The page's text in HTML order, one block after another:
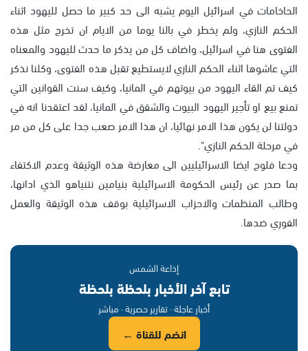
الحاخامات في اسرائيل اليوم يشبه الى حد كبير ما حصل لليهود اثناء
الحكم النازي، ولم يخطر في بالنا يوما من الايام ان تخرج مثل هذه
الفتوى هنا في اسرائيل، واضاف كل من يذكر ما حدث لليهود والمعناه
التي عاشوها اثناء الحكم النازي لايستطيع تقبل هذه الفتوى، وكلنا نذكر
كيف تم القاء اليهود من بيوتهم في المانيا، وكيف سنت القوانين التي
تمنع بيع او تأجير اليهود البيوت والشقق في المانيا، لقد اعتقدنا انه في
دولتنا لن يكون هذا الامر نهائيا، ان هذا الامر صعب جدا على كل من مر
في مرحلة الحكم النازي".
ودعا فلوج ايضا الاسرائيليين الى معارضة هذه الوثيقة وعدم الاكتفاء
بما صدر عن رئيس الحكومة الاسرائيلية بنيامين نتنياهو الذي ادانها،
وطالب المنظمات والاحزاب الاسرائيلية بوقف هذه الوثيقة والعمل
الفوري ضدها.
إذاعة الشمس
تابع آخر الأخبار بلحظة بلحظة
أخبار عاجلة · تقارير حصرية · مباشر
انضم للقناة ←